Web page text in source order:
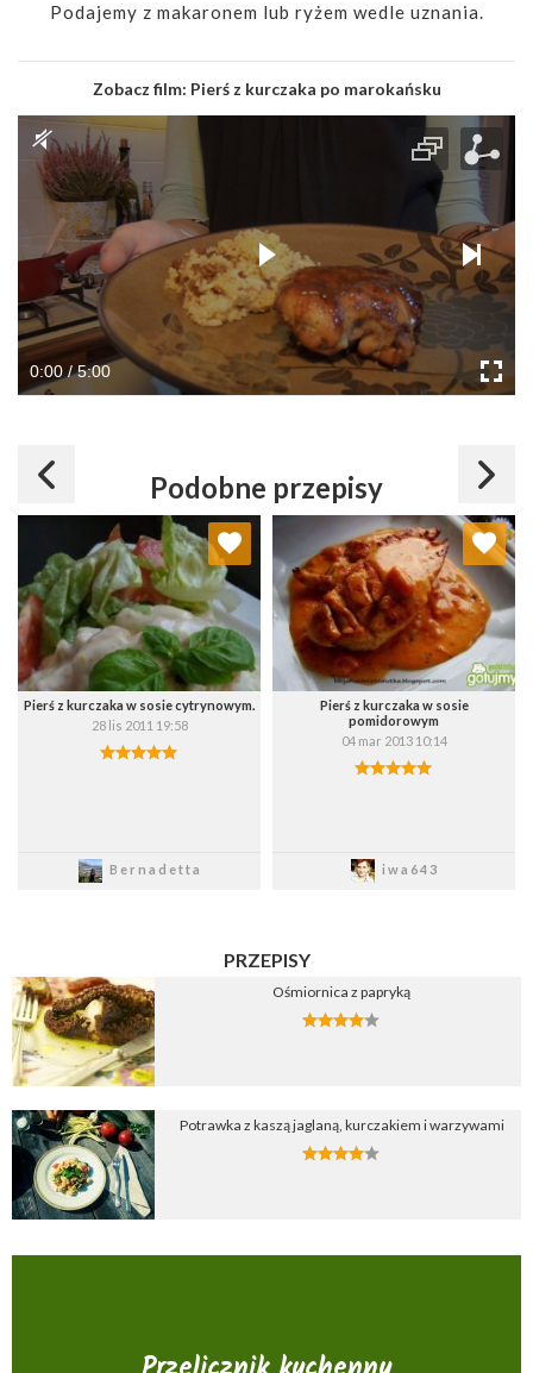
Podajemy z makaronem lub ryżem wedle uznania.
Zobacz film: Pierś z kurczaka po marokańsku
0:00 / 5:00
Podobne przepisy
Pierś z kurczaka w sosie cytrynowym.
28 lis 2011 19:58
Bernadetta
Dodaj do ulubionych
Wybierz listę:
Pierś z kurczaka w sosie
pomidorowym
04 mar 2013 10:14
iwa643
Dodaj do ulubionych
Wybierz listę:
Zapisz
PRZEPISY
Ośmiornica z papryką
Potrawka z kaszą jaglaną, kurczakiem i warzywami